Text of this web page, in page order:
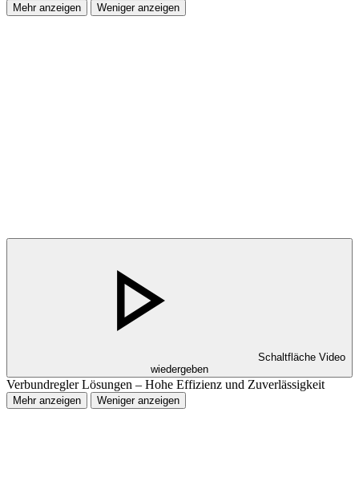
Mehr anzeigen Weniger anzeigen
Schaltfläche Video
wiedergeben
Verbundregler Lösungen – Hohe Effizienz und Zuverlässigkeit
Mehr anzeigen Weniger anzeigen